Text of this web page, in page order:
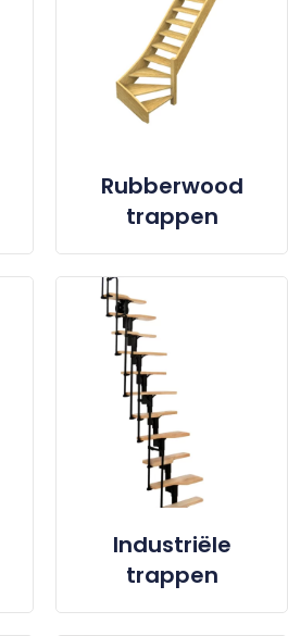
Rubberwood
trappen
Industriële
trappen